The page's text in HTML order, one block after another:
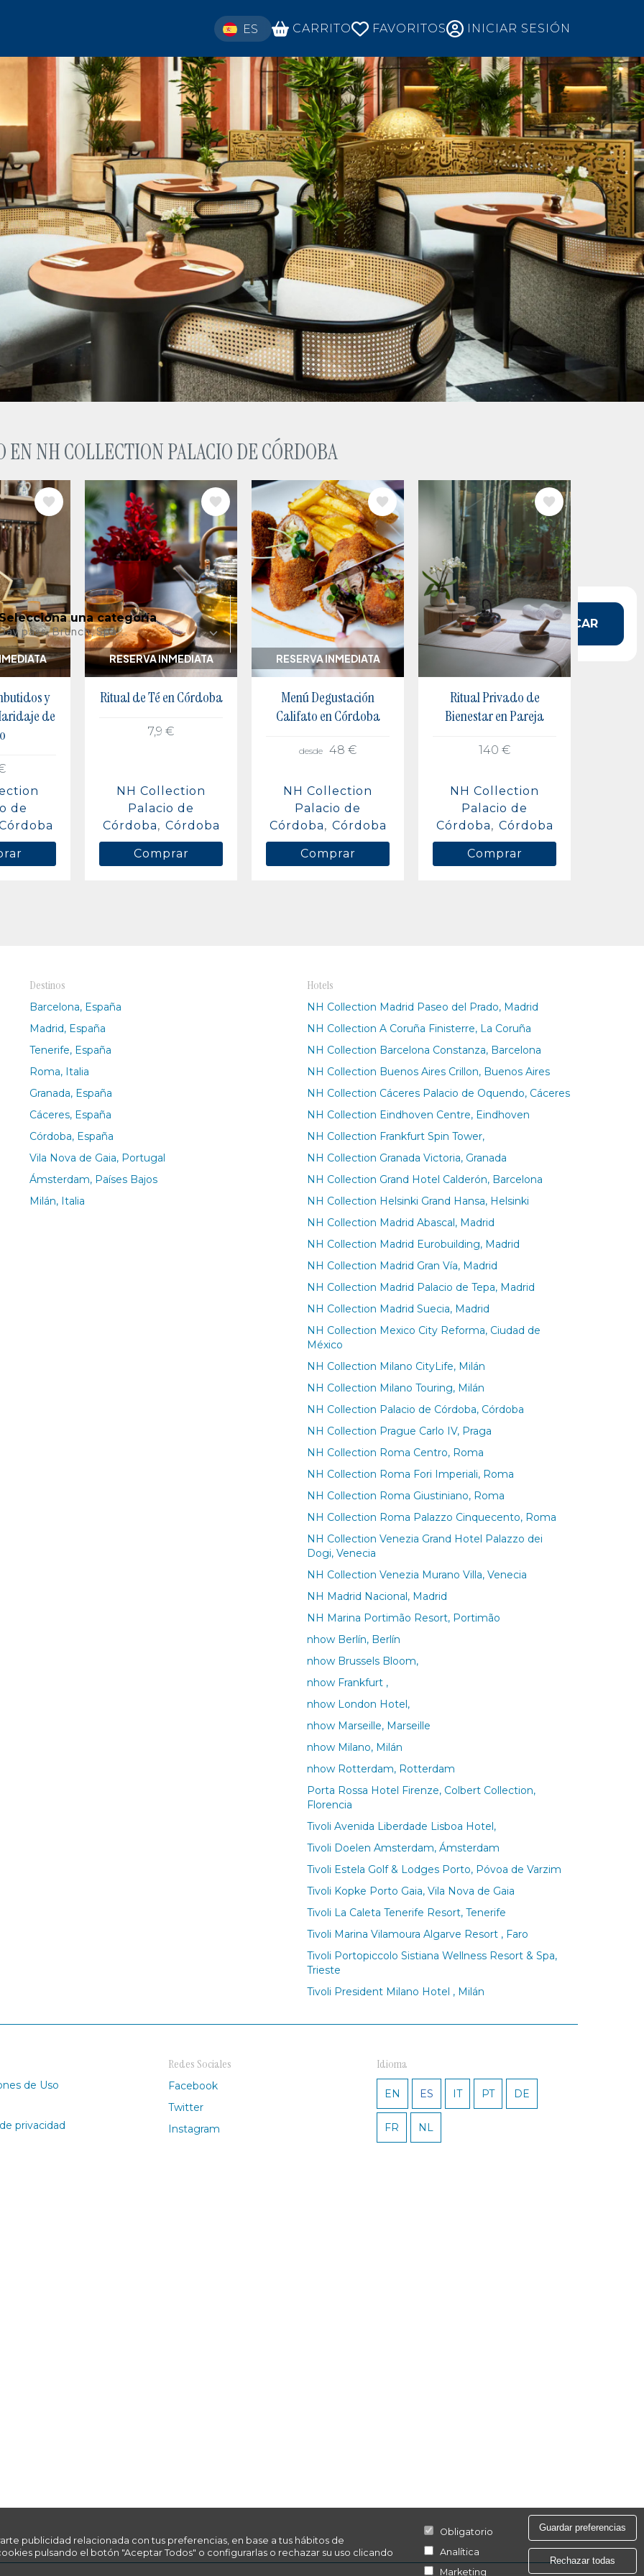
publicidad relacionada con tus preferencias, en base a tus hábitos de
pulsando el botón "Aceptar Todos" o configurarlas o rechazar su uso clicando
Obligatorio
Analítica
Marketing
Guardar preferencias
Rechazar todas
SELECT YOUR LANGUAGE
ES CARRITO FAVORITOS INICIAR SESIÓN
en el
de
con más
romana.
Selecciona una categoría
pass, Brunch, Spa...
¿Alguna fecha?
BUSCAR
NH COLLECTION PALACIO DE CÓRDOBA
y
de
de
RESERVA INMEDIATA
IMAGE
Ritual de Té en Córdoba
7,9 €
NH Collection
Palacio de
Córdoba
Córdoba
Comprar
RESERVA INMEDIATA
IMAGE
Menú Degustación
Califato en Córdoba
desde 48 €
NH Collection
Palacio de
Córdoba
Córdoba
Comprar
IMAGE
Ritual Privado de
Bienestar en Pareja
140 €
NH Collection
Palacio de
Córdoba
Córdoba
Comprar
Destinos
Barcelona, España
Madrid, España
Tenerife, España
Roma, Italia
Granada, España
Cáceres, España
Córdoba, España
Vila Nova de Gaia, Portugal
Ámsterdam, Países Bajos
Milán, Italia
Hotels
NH Collection Madrid Paseo del Prado, Madrid
NH Collection A Coruña Finisterre, La Coruña
NH Collection Barcelona Constanza, Barcelona
NH Collection Buenos Aires Crillon, Buenos Aires
NH Collection Cáceres Palacio de Oquendo, Cáceres
NH Collection Eindhoven Centre, Eindhoven
NH Collection Frankfurt Spin Tower,
NH Collection Granada Victoria, Granada
NH Collection Grand Hotel Calderón, Barcelona
NH Collection Helsinki Grand Hansa, Helsinki
NH Collection Madrid Abascal, Madrid
NH Collection Madrid Eurobuilding, Madrid
NH Collection Madrid Gran Vía, Madrid
NH Collection Madrid Palacio de Tepa, Madrid
NH Collection Madrid Suecia, Madrid
NH Collection Mexico City Reforma, Ciudad de
México
NH Collection Milano CityLife, Milán
NH Collection Milano Touring, Milán
NH Collection Palacio de Córdoba, Córdoba
NH Collection Prague Carlo IV, Praga
NH Collection Roma Centro, Roma
NH Collection Roma Fori Imperiali, Roma
NH Collection Roma Giustiniano, Roma
NH Collection Roma Palazzo Cinquecento, Roma
NH Collection Venezia Grand Hotel Palazzo dei
Dogi, Venecia
NH Collection Venezia Murano Villa, Venecia
NH Madrid Nacional, Madrid
NH Marina Portimão Resort, Portimão
nhow Berlín, Berlín
nhow Brussels Bloom,
nhow Frankfurt ,
nhow London Hotel,
nhow Marseille, Marseille
nhow Milano, Milán
nhow Rotterdam, Rotterdam
Porta Rossa Hotel Firenze, Colbert Collection,
Florencia
Tivoli Avenida Liberdade Lisboa Hotel,
Tivoli Doelen Amsterdam, Ámsterdam
Tivoli Estela Golf & Lodges Porto, Póvoa de Varzim
Tivoli Kopke Porto Gaia, Vila Nova de Gaia
Tivoli La Caleta Tenerife Resort, Tenerife
Tivoli Marina Vilamoura Algarve Resort , Faro
Tivoli Portopiccolo Sistiana Wellness Resort & Spa,
Trieste
Tivoli President Milano Hotel , Milán
de Uso
privacidad
Redes Sociales
Facebook
Twitter
Instagram
Idioma
EN ES IT PT DE
FR NL